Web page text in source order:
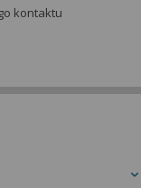
kontaktu